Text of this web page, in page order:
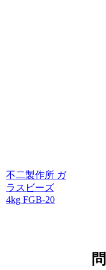
不二製作所 ガ
ラスビーズ
4kg FGB-20